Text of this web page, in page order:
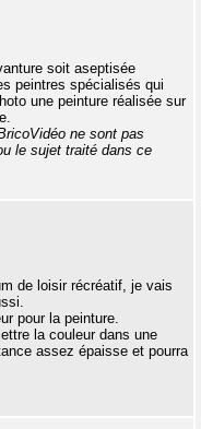
soit aseptisée
peintres spécialisés qui
une peinture réalisée sur
ne sont pas
le sujet traité dans ce
de loisir récréatif, je vais
pour la peinture.
la couleur dans une
assez épaisse et pourra